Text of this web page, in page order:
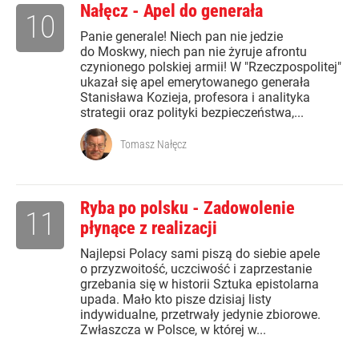
Nałęcz - Apel do generała
Panie generale! Niech pan nie jedzie
do Moskwy, niech pan nie żyruje afrontu
czynionego polskiej armii! W "Rzeczpospolitej"
ukazał się apel emerytowanego generała
Stanisława Kozieja, profesora i analityka
strategii oraz polityki bezpieczeństwa,...
10
Tomasz Nałęcz
Ryba po polsku - Zadowolenie
płynące z realizacji
Najlepsi Polacy sami piszą do siebie apele
o przyzwoitość, uczciwość i zaprzestanie
grzebania się w historii Sztuka epistolarna
upada. Mało kto pisze dzisiaj listy
indywidualne, przetrwały jedynie zbiorowe.
Zwłaszcza w Polsce, w której w...
11